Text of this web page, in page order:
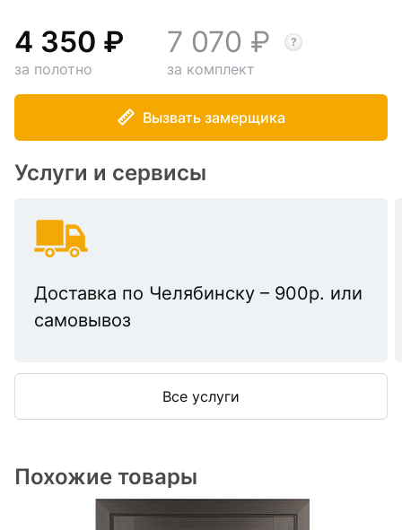
4 350
за полотно
7 070
за комплект
Вызвать замерщика
Услуги и сервисы
Доставка по Челябинску – 900р. или
самовывоз
Все услуги
Похожие товары